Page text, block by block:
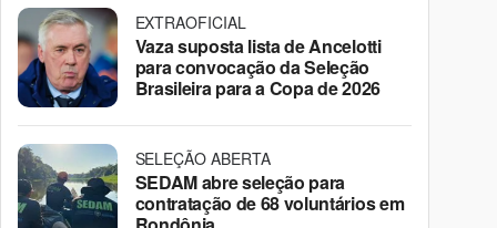
EXTRAOFICIAL
Vaza suposta lista de Ancelotti
para convocação da Seleção
Brasileira para a Copa de 2026
SELEÇÃO ABERTA
SEDAM abre seleção para
contratação de 68 voluntários em